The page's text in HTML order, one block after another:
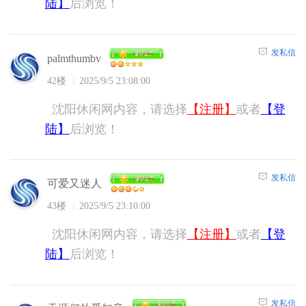
陆】 后浏览！
palmthumbv
42楼 2025/9/5 23:08:00
发私信
沈阳休闲网内容，请选择 【注册】 或者 【登
陆】
后浏览！
可爱又迷人
43楼 2025/9/5 23:10:00
发私信
沈阳休闲网内容，请选择 【注册】 或者 【登
陆】
后浏览！
发私信